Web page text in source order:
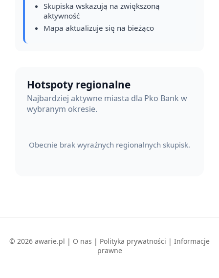
Skupiska wskazują na zwiększoną
aktywność
Mapa aktualizuje się na bieżąco
Hotspoty regionalne
Najbardziej aktywne miasta dla Pko Bank w
wybranym okresie.
Obecnie brak wyraźnych regionalnych skupisk.
© 2026 awarie.pl | O nas | Polityka prywatności | Informacje
prawne